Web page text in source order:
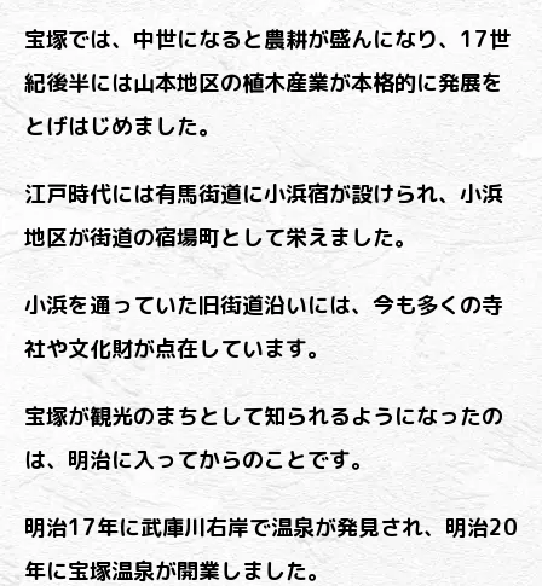
宝塚では、中世になると農耕が盛んになり、17世
紀後半には山本地区の植木産業が本格的に発展を
とげはじめました。
江戸時代には有馬街道に小浜宿が設けられ、小浜
地区が街道の宿場町として栄えました。
小浜を通っていた旧街道沿いには、今も多くの寺
社や文化財が点在しています。
宝塚が観光のまちとして知られるようになったの
は、明治に入ってからのことです。
明治17年に武庫川右岸で温泉が発見され、明治20
年に宝塚温泉が開業しました。